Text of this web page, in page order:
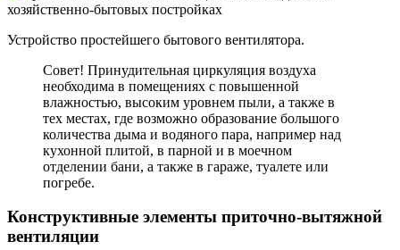
Устройство простейшего бытового вентилятора.
Совет! Принудительная циркуляция воздуха
необходима в помещениях с повышенной
влажностью, высоким уровнем пыли, а также в
тех местах, где возможно образование большого
количества дыма и водяного пара, например над
кухонной плитой, в парной и в моечном
отделении бани, а также в гараже, туалете или
погребе.
Конструктивные элементы приточно-вытяжной
вентиляции